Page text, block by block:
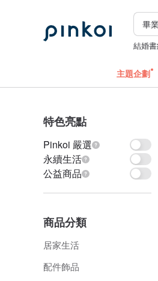
結婚
主題企劃
特色亮點
Pinkoi 嚴選
永續生活
公益商品
商品分類
居家生活
配件飾品